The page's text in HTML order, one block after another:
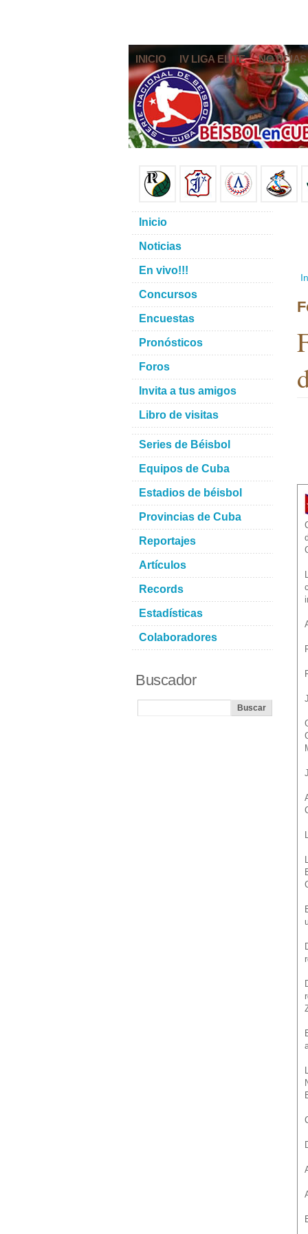
INICIO IV LIGA ELITE NOTICIAS
Inicio
Noticias
En vivo!!!
Concursos
Encuestas
Pronósticos
Foros
Invita a tus amigos
Libro de visitas
Series de Béisbol
Equipos de Cuba
Estadios de béisbol
Provincias de Cuba
Reportajes
Artículos
Records
Estadísticas
Colaboradores
Buscador